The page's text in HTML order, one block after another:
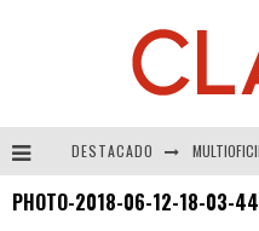
DESTACADO
PHOTO-2018-06-12-18-03-44